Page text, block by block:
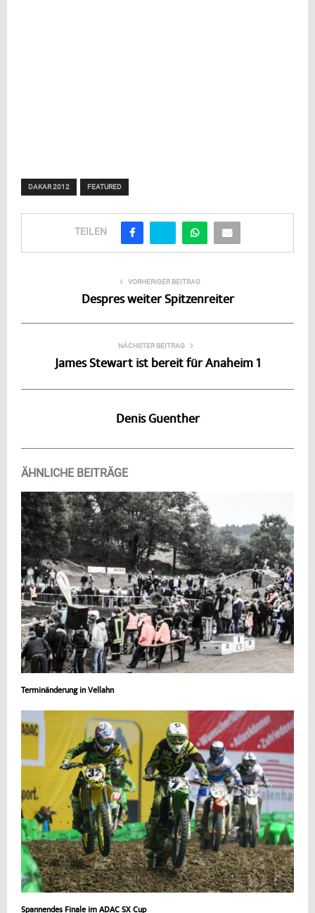
DAKAR 2012 FEATURED
TEILEN
VORHERIGER BEITRAG
Despres weiter Spitzenreiter
NÄCHSTER BEITRAG
James Stewart ist bereit für Anaheim 1
Denis Guenther
ÄHNLICHE BEITRÄGE
Terminänderung in Vellahn
Spannendes Finale im ADAC SX Cup